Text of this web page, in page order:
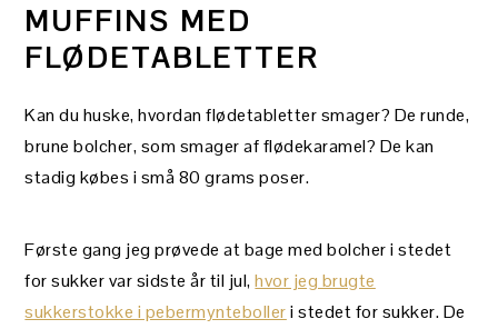
MUFFINS MED
FLØDETABLETTER
Kan du huske, hvordan flødetabletter smager? De runde,
brune bolcher, som smager af flødekaramel? De kan
stadig købes i små 80 grams poser.
Første gang jeg prøvede at bage med bolcher i stedet
for sukker var sidste år til jul,hvor jeg brugte
sukkerstokke i pebermyntebolleri stedet for sukker. De